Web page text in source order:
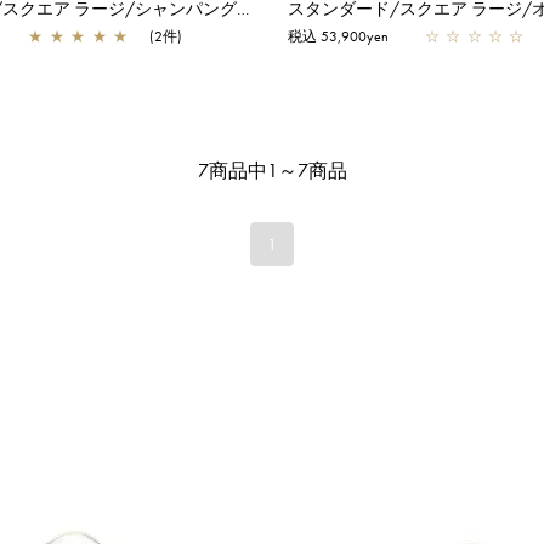
スタンダード/スクエア ラージ/シャンパングリーン
★ ★ ★ ★ ★ (2件)
スタンダード/スクエア ラージ/
税込 53,900yen ☆ ☆ ☆ ☆ ☆
7商品中1～7商品
1